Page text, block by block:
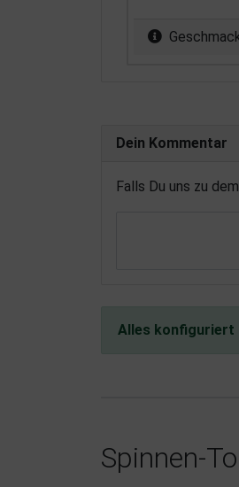
Dein Kommentar
Falls Du uns zu
Alles konfiguriert
Spinnen-